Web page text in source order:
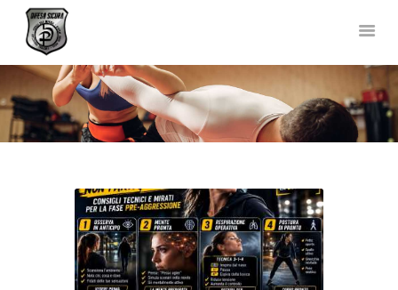
DIFESA SICURA KRAV MAGA
Corsi di Difesa Personale a Bergamo
HOME
CHI SIAMO
NEWS
FOTO E VIDEO
TEAM
COLLABORAZIONI